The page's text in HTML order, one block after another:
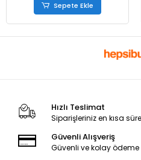
Sepete Ekle
Hızlı Teslimat
Siparişleriniz en kısa
Güvenli Alışveriş
Güvenli ve kolay